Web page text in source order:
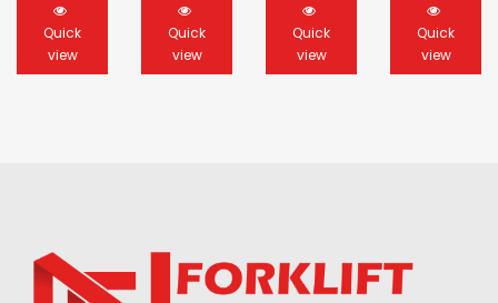
Quick
view
Quick
view
Quick
view
Quick
view